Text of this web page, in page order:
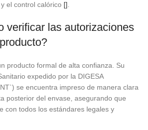
el control calórico []
verificar las autorizaciones
producto formal de alta confianza. Su
expedido por la DIGESA
se encuentra impreso de manera clara
posterior del envase, asegurando que
con todos los estándares legales y